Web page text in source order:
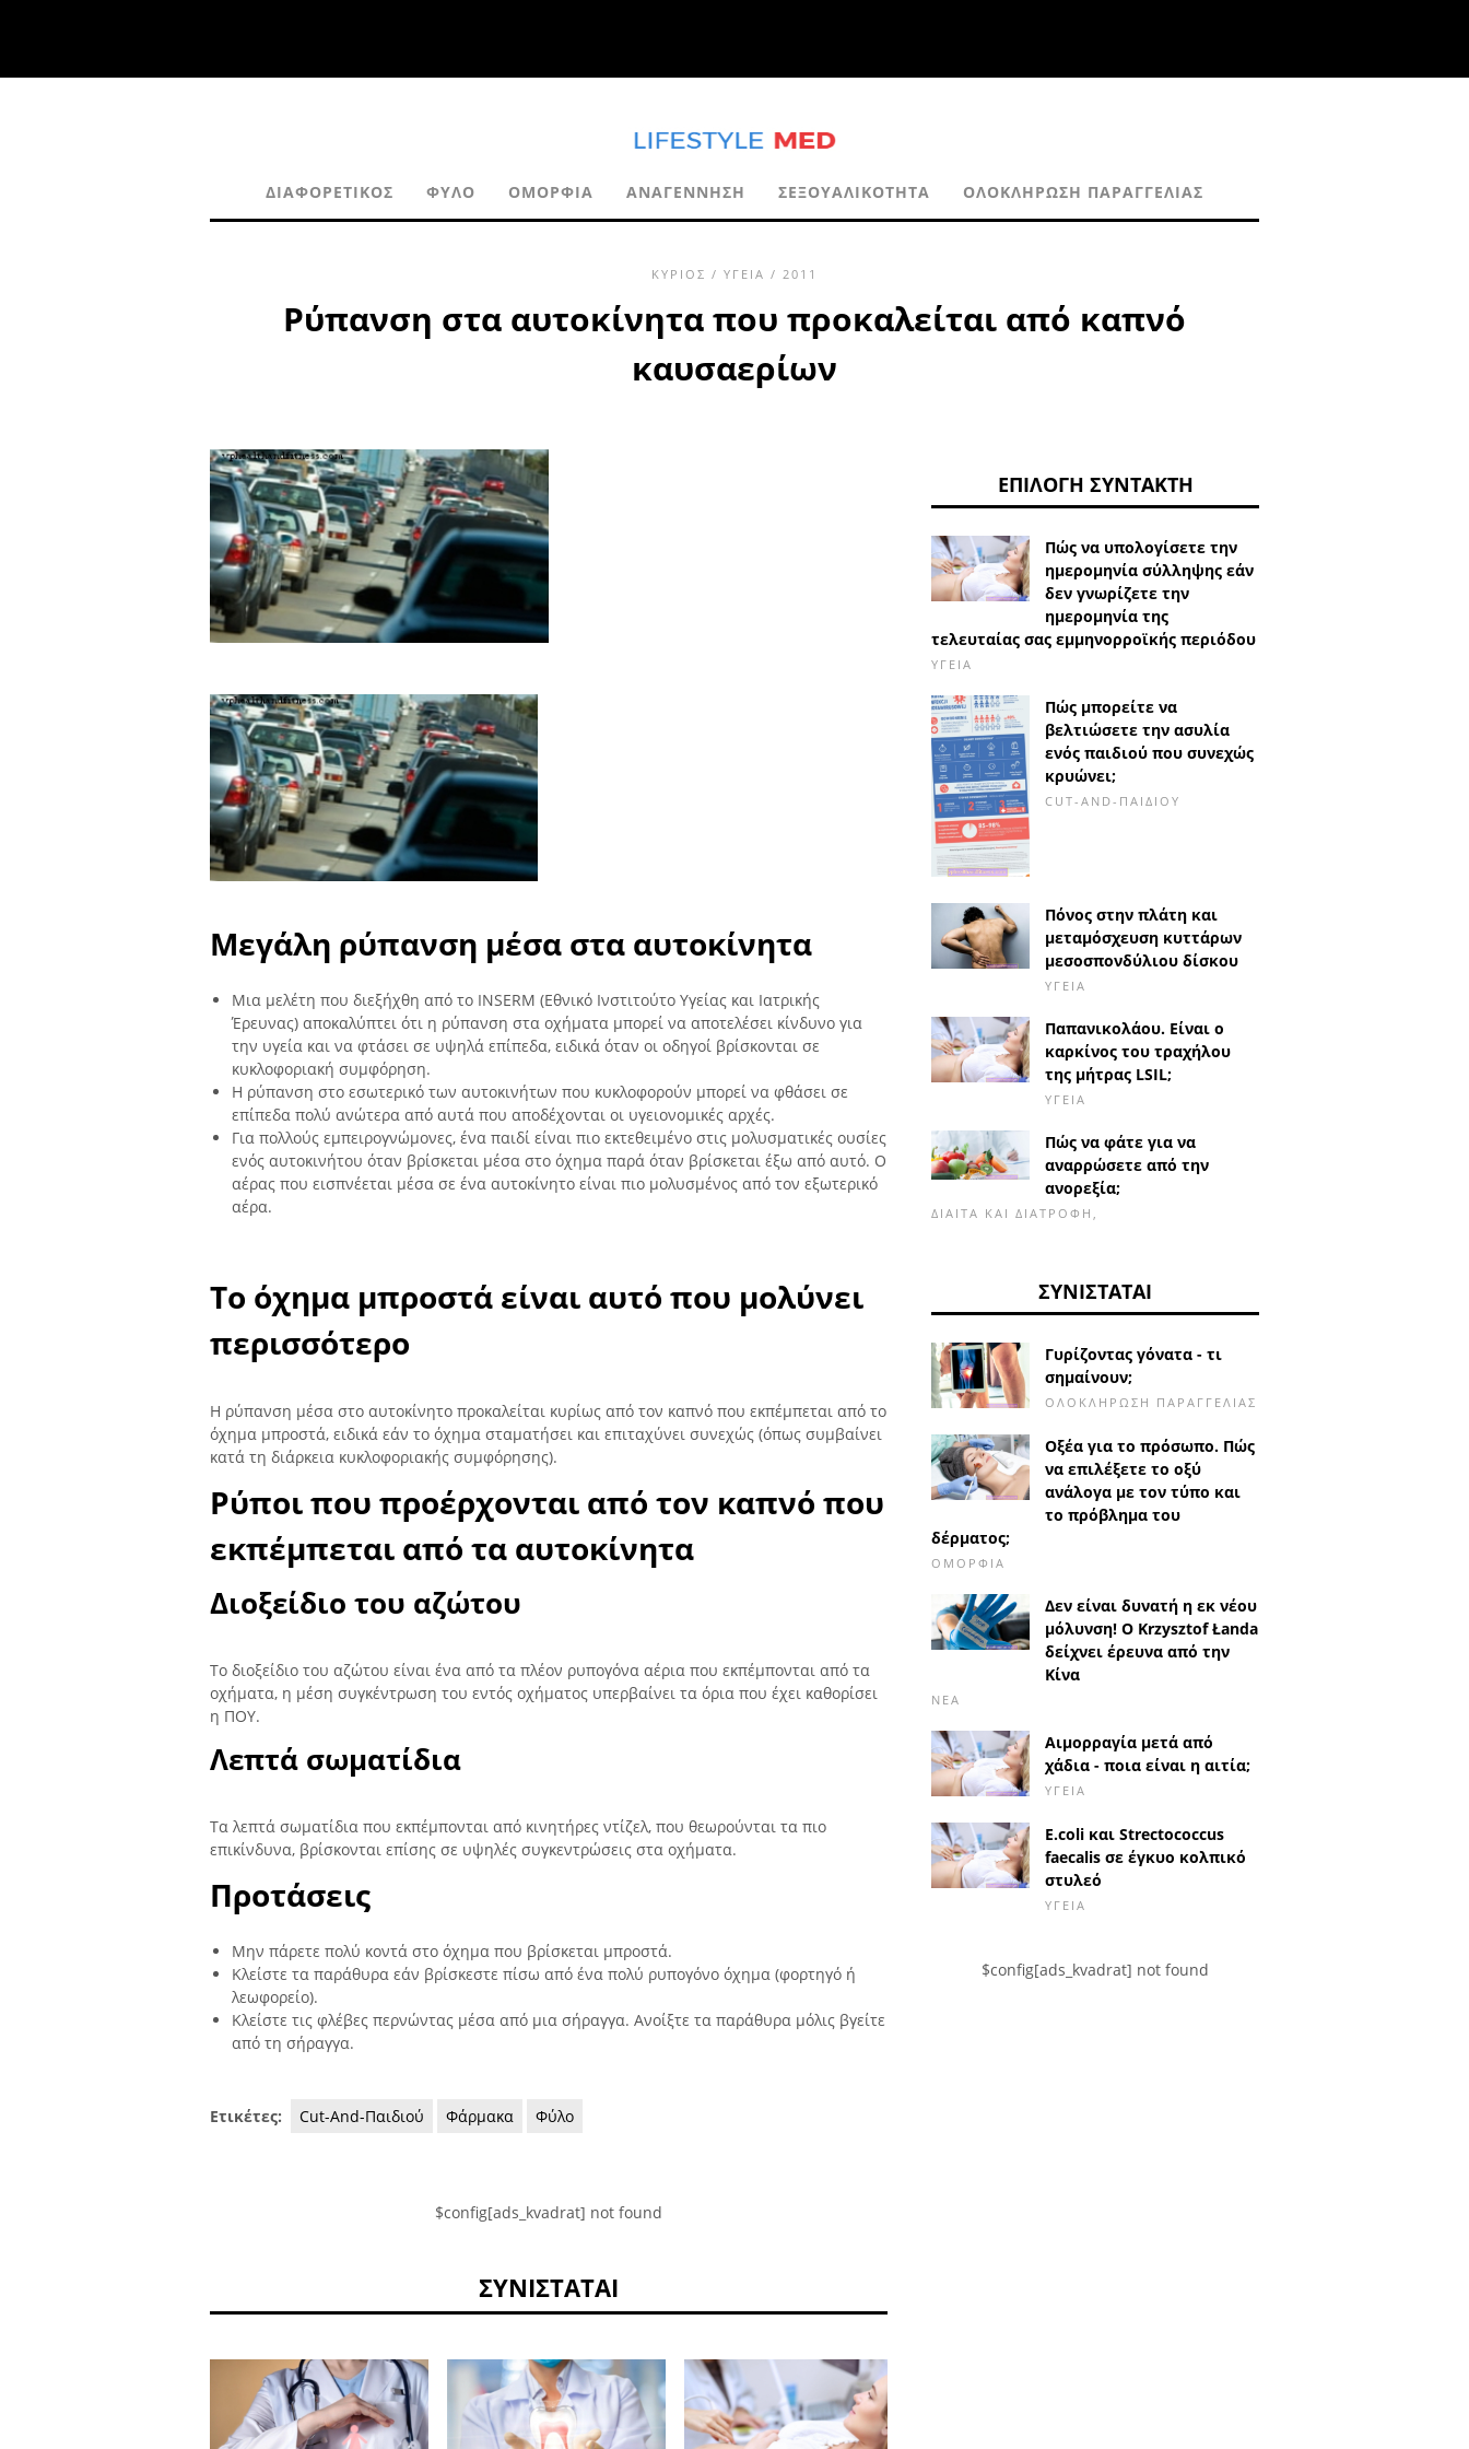
ΔΙΑΦΟΡΕΤΙΚΌΣ ΦΎΛΟ ΟΜΟΡΦΙΆ ΑΝΑΓΈΝΝΗΣΗ ΣΕΞΟΥΑΛΙΚΌΤΗΤΑ ΟΛΟΚΛΉΡΩΣΗ ΠΑΡΑΓΓΕΛΊΑΣ
ΚΎΡΙΟΣ / ΥΓΕΊΑ / 2011
Ρύπανση στα αυτοκίνητα που προκαλείται από καπνό
καυσαερίων
Μεγάλη ρύπανση μέσα στα αυτοκίνητα
Μια μελέτη που διεξήχθη από το INSERM (Εθνικό Ινστιτούτο Υγείας και Ιατρικής
Έρευνας) αποκαλύπτει ότι η ρύπανση στα οχήματα μπορεί να αποτελέσει κίνδυνο για
την υγεία και να φτάσει σε υψηλά επίπεδα, ειδικά όταν οι οδηγοί βρίσκονται σε
κυκλοφοριακή συμφόρηση.
Η ρύπανση στο εσωτερικό των αυτοκινήτων που κυκλοφορούν μπορεί να φθάσει σε
επίπεδα πολύ ανώτερα από αυτά που αποδέχονται οι υγειονομικές αρχές.
Για πολλούς εμπειρογνώμονες, ένα παιδί είναι πιο εκτεθειμένο στις μολυσματικές ουσίες
ενός αυτοκινήτου όταν βρίσκεται μέσα στο όχημα παρά όταν βρίσκεται έξω από αυτό. Ο
αέρας που εισπνέεται μέσα σε ένα αυτοκίνητο είναι πιο μολυσμένος από τον εξωτερικό
αέρα.
Το όχημα μπροστά είναι αυτό που μολύνει
περισσότερο
Η ρύπανση μέσα στο αυτοκίνητο προκαλείται κυρίως από τον καπνό που εκπέμπεται από το
όχημα μπροστά, ειδικά εάν το όχημα σταματήσει και επιταχύνει συνεχώς (όπως συμβαίνει
κατά τη διάρκεια κυκλοφοριακής συμφόρησης).
Ρύποι που προέρχονται από τον καπνό που
εκπέμπεται από τα αυτοκίνητα
Διοξείδιο του αζώτου
Το διοξείδιο του αζώτου είναι ένα από τα πλέον ρυπογόνα αέρια που εκπέμπονται από τα
οχήματα, η μέση συγκέντρωση του εντός οχήματος υπερβαίνει τα όρια που έχει καθορίσει
η ΠΟΥ.
Λεπτά σωματίδια
Τα λεπτά σωματίδια που εκπέμπονται από κινητήρες ντίζελ, που θεωρούνται τα πιο
επικίνδυνα, βρίσκονται επίσης σε υψηλές συγκεντρώσεις στα οχήματα.
Προτάσεις
Μην πάρετε πολύ κοντά στο όχημα που βρίσκεται μπροστά.
Κλείστε τα παράθυρα εάν βρίσκεστε πίσω από ένα πολύ ρυπογόνο όχημα (φορτηγό ή
λεωφορείο).
Κλείστε τις φλέβες περνώντας μέσα από μια σήραγγα. Ανοίξτε τα παράθυρα μόλις βγείτε
από τη σήραγγα.
Ετικέτες: Cut-And-Παιδιού Φάρμακα Φύλο
$config[ads_kvadrat] not found
ΣΥΝΙΣΤΆΤΑΙ
ΕΠΙΛΟΓΉ ΣΥΝΤΆΚΤΗ
Πώς να υπολογίσετε την
ημερομηνία σύλληψης εάν
δεν γνωρίζετε την
ημερομηνία της
τελευταίας σας εμμηνορροϊκής περιόδου
ΥΓΕΊΑ
Πώς μπορείτε να
βελτιώσετε την ασυλία
ενός παιδιού που συνεχώς
κρυώνει;
CUT-AND-ΠΑΙΔΙΟΎ
Πόνος στην πλάτη και
μεταμόσχευση κυττάρων
μεσοσπονδύλιου δίσκου
ΥΓΕΊΑ
Παπανικολάου. Είναι ο
καρκίνος του τραχήλου
της μήτρας LSIL;
ΥΓΕΊΑ
Πώς να φάτε για να
αναρρώσετε από την
ανορεξία;
ΔΊΑΙΤΑ ΚΑΙ ΔΙΑΤΡΟΦΉ,
ΣΥΝΙΣΤΆΤΑΙ
Γυρίζοντας γόνατα - τι
σημαίνουν;
ΟΛΟΚΛΉΡΩΣΗ ΠΑΡΑΓΓΕΛΊΑΣ
Οξέα για το πρόσωπο. Πώς
να επιλέξετε το οξύ
ανάλογα με τον τύπο και
το πρόβλημα του
δέρματος;
ΟΜΟΡΦΙΆ
Δεν είναι δυνατή η εκ νέου
μόλυνση! Ο Krzysztof Łanda
δείχνει έρευνα από την
Κίνα
ΝΈΑ
Αιμορραγία μετά από
χάδια - ποια είναι η αιτία;
ΥΓΕΊΑ
E.coli και Strectococcus
faecalis σε έγκυο κολπικό
στυλεό
ΥΓΕΊΑ
$config[ads_kvadrat] not found